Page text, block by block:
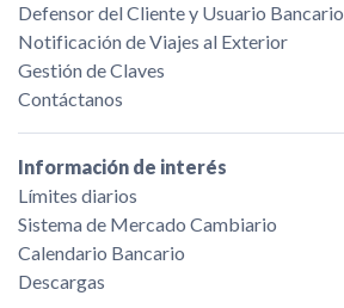
Defensor del Cliente y Usuario Bancario
Notificación de Viajes al Exterior
Gestión de Claves
Contáctanos
Información de interés
Límites diarios
Sistema de Mercado Cambiario
Calendario Bancario
Descargas